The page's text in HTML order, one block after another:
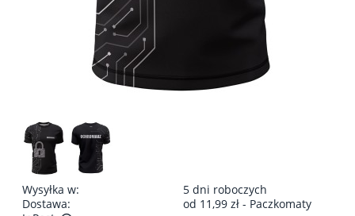
Wysyłka w:
5 dni roboczych
Dostawa:
od 11,99 zł - Paczkomaty